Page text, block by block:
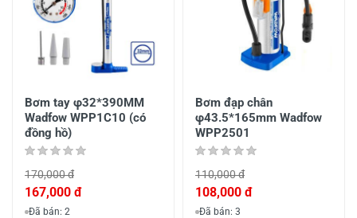
Bơm tay φ32*390MM
Wadfow WPP1C10 (có
đồng hồ)
170,000 đ
167,000 đ
Đã bán: 2
Bơm đạp chân
φ43.5*165mm Wadfow
WPP2501
110,000 đ
108,000 đ
Đã bán: 3